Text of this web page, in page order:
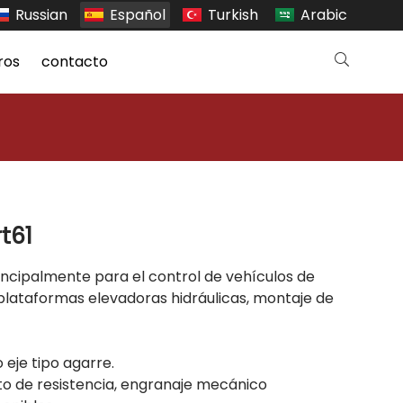
Russian Español Turkish Arabic
contacto
para el control de vehículos de
elevadoras hidráulicas, montaje de
eje tipo agarre.
de resistencia, engranaje mecánico